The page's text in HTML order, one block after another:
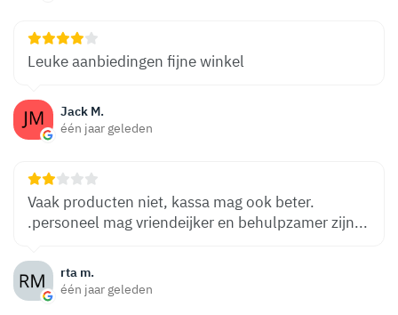
Jack M.
één jaar geleden
Leuke aanbiedingen fijne winkel
rta m.
één jaar geleden
Vaak producten niet, kassa mag ook beter.
.personeel mag vriendeijker en behulpzamer zijn...